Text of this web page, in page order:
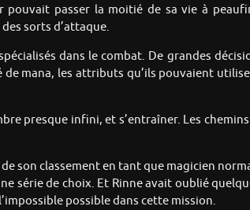
passer la moitié de sa vie à
sorts d’attaque.
dans le combat. De grandes
mana, les attributs qu’ils pouvaient
presque infini, et s’entraîner. Les
son classement en tant que magicien
série de choix. Et Rinne avait oublié
possible dans cette mission.